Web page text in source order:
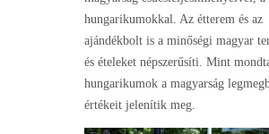
hungarikumokkal. Az étterem és az
ajándékbolt is a minőségi magyar
és ételeket népszerűsíti. Mint
hungarikumok a magyarság
értékeit jelenítik meg.